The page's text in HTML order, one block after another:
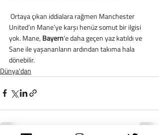
United’ın Mane’ye karşı henüz somut bir ilgisi
yok. Mane, Bayern'e daha geçen yaz katıldı ve
Sane ile yaşananların ardından takıma hala
dönebilir.
Dünya'dan